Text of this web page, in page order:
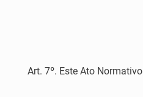
Art. 7º. Este Ato